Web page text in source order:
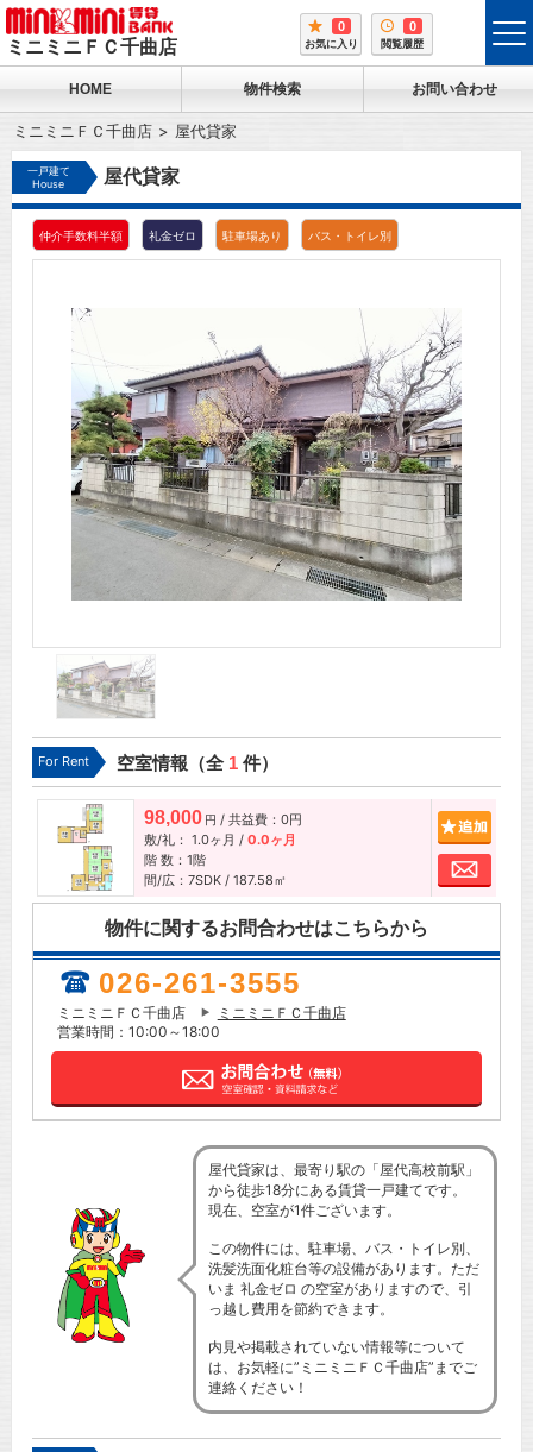
ミニミニＦＣ千曲店
0
お気に入り
0
閲覧履歴
HOME 物件検索 お問い合わせ
ミニミニＦＣ千曲店 屋代貸家
一戸建て
House
屋代貸家
仲介手数料半額 礼金ゼロ 駐車場あり バス・トイレ別
For Rent 空室情報（全 1件）
98,000 円 / 共益費：0円
敷/礼： 1.0ヶ月 / 0.0ヶ月
階 数：1階
間/広：7SDK / 187.58㎡
お問
物件に関するお問合わせはこちらから
026-261-3555
ミニミニＦＣ千曲店
ミニミニＦＣ千曲店
営業時間：10:00～18:00
屋代貸家は、最寄り駅の「屋代高校前駅」
から徒歩18分にある賃貸一戸建てです。
現在、空室が1件ございます。
この物件には、駐車場、バス・トイレ別、
洗髪洗面化粧台等の設備があります。ただ
いま 礼金ゼロ の空室がありますので、引
っ越し費用を節約できます。
内見や掲載されていない情報等について
は、お気軽に”ミニミニＦＣ千曲店”までご
連絡ください！